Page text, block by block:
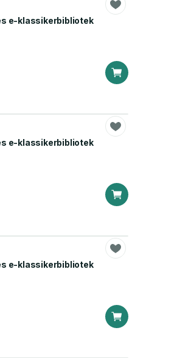
e-klassikerbibliotek
e-klassikerbibliotek
e-klassikerbibliotek